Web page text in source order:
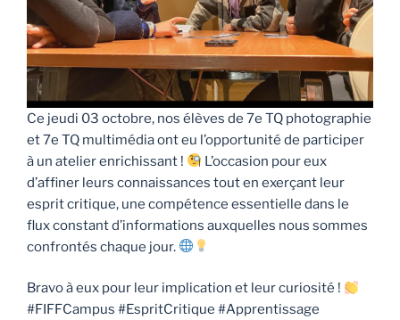
Ce jeudi 03 octobre, nos élèves de 7e TQ photographie
et 7e TQ multimédia ont eu l’opportunité de participer
à un atelier enrichissant !
L’occasion pour eux
d’affiner leurs connaissances tout en exerçant leur
esprit critique, une compétence essentielle dans le
flux constant d’informations auxquelles nous sommes
confrontés chaque jour.
Bravo à eux pour leur implication et leur curiosité !
#FIFFCampus #EspritCritique #Apprentissage